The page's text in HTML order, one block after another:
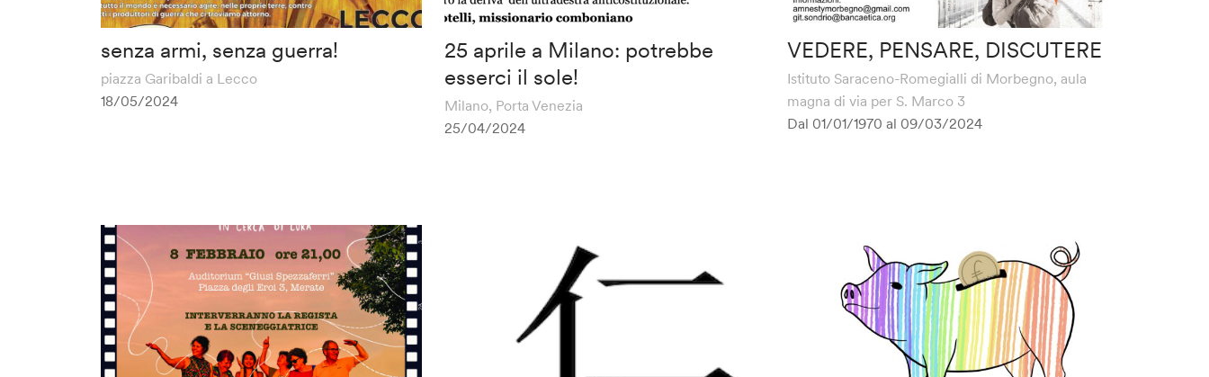
senza armi, senza guerra!
piazza Garibaldi a Lecco
18/05/2024
25 aprile a Milano: potrebbe
esserci il sole!
Milano, Porta Venezia
25/04/2024
VEDERE, PENSARE, DISCUTERE
Istituto Saraceno-Romegialli di Morbegno, aula
magna di via per S. Marco 3
Dal 01/01/1970 al 09/03/2024